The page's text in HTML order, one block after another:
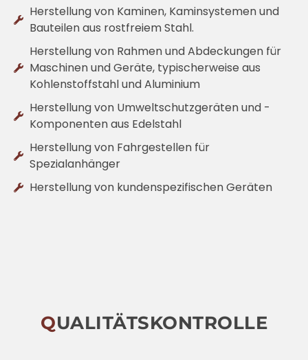
Herstellung von Kaminen, Kaminsystemen und
Bauteilen aus rostfreiem Stahl.
Herstellung von Rahmen und Abdeckungen für
Maschinen und Geräte, typischerweise aus
Kohlenstoffstahl und Aluminium
Herstellung von Umweltschutzgeräten und -
Komponenten aus Edelstahl
Herstellung von Fahrgestellen für
Spezialanhänger
Herstellung von kundenspezifischen Geräten
QUALITÄTSKONTROLLE